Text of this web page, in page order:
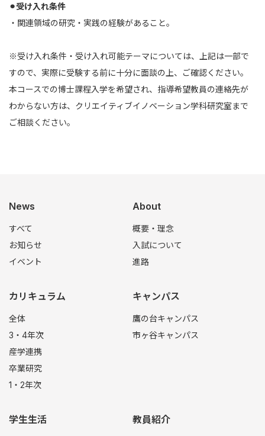
⚫︎受け入れ条件
・関連領域の研究・実践の経験があること。
※受け入れ条件・受け入れ可能テーマについては、上記は一部で
すので、実際に受験する前に十分に面談の上、ご確認ください。
本コースでの博士課程入学を希望され、指導希望教員の連絡先が
わからない方は、クリエイティブイノベーション学科研究室まで
ご相談ください。
News
すべて
お知らせ
イベント
About
概要・理念
入試について
進路
カリキュラム
全体
3・4年次
産学連携
卒業研究
1・2年次
キャンパス
鷹の台キャンパス
市ヶ谷キャンパス
学生生活 教員紹介